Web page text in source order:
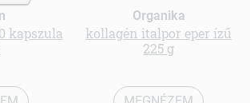
kapszula
Organika
kollagén italpor eper ízű
225 g